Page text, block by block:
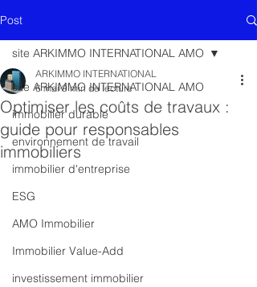
Post
site ARKIMMO INTERNATIONAL AMO
immobilier durable
environnement de travail
immobilier d'entreprise
ESG
AMO Immobilier
Immobilier Value-Add
investissement immobilier
site ARKIMMO INTERNATIONAL AMO
Optimiser les coûts de travaux :
guide pour responsables
immobiliers
ARKIMMO INTERNATIONAL
6 mai 9 min de lecture